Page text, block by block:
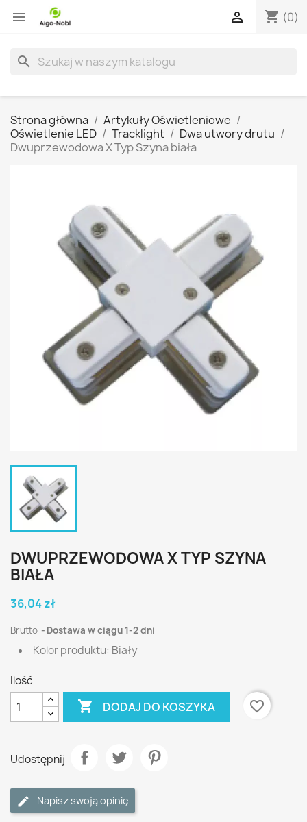
 shopping_cart (0)

search
Strona główna
Artykuły Oświetleniowe
Oświetlenie LED
Tracklight
Dwa utwory drutu
Dwuprzewodowa X Typ Szyna biała
DWUPRZEWODOWA X TYP SZYNA
BIAŁA
36,04 zł
Brutto Dostawa w ciągu 1-2 dni
Kolor produktu: Biały
Ilość
 DODAJ DO KOSZYKA favorite_border
Udostępnij
Napisz swoją opinię